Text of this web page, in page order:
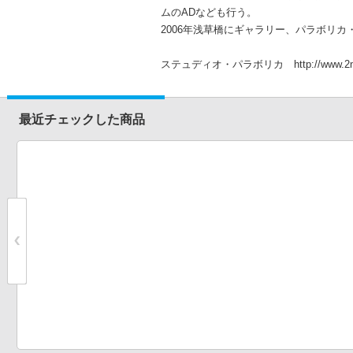
ムのADなども行う。
2006年浅草橋にギャラリー、パラボリカ
ステュディオ・パラボリカ http://
最近チェックした商品